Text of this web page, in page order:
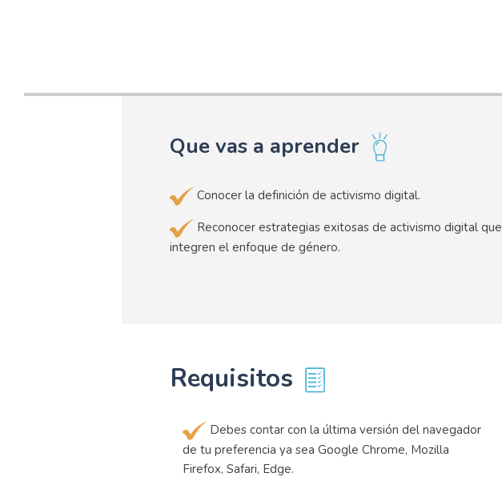
Que vas a aprender
Conocer la definición de activismo digital.
Reconocer estrategias exitosas de activismo digital que
integren el enfoque de género.
Requisitos
Debes contar con la última versión del navegador
de tu preferencia ya sea Google Chrome, Mozilla
Firefox, Safari, Edge.